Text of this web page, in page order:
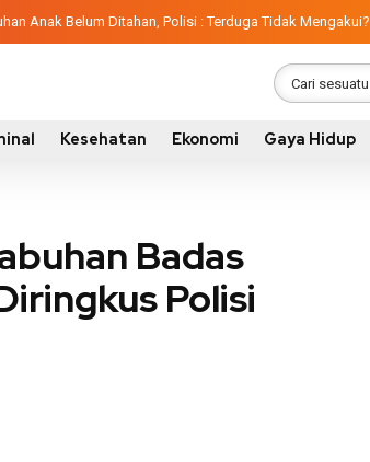
Anak Belum Ditahan, Polisi : Terduga Tidak Mengakui?
Kesehatan Ekonomi Gaya Hidup
Badas
Polisi